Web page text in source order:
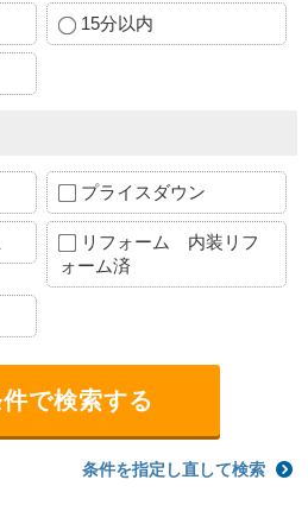
15分以内
プライスダウン
リフォーム 内装リフ
ォーム済
条件を指定し直して検索